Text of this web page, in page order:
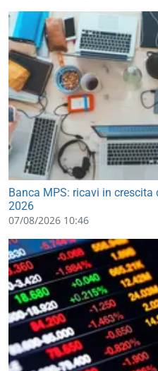
Banca MPS: ricavi in crescita
2026
07/08/2026 10:46